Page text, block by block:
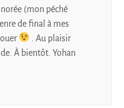
(mon péché
de final à mes
. Au plaisir
À bientôt. Yohan